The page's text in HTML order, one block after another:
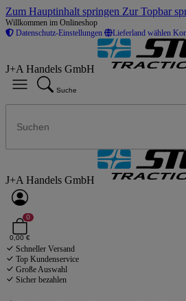
Zum Hauptinhalt springen Zur Topbar
Willkommen im Onlineshop
Datenschutz-Einstellungen
Lieferland wählen
J+A Handels GmbH
Suche
J+A Handels GmbH
0
0,00 €
Schneller Versand
Top Kundenservice
Große Auswahl
Sicher bezahlen